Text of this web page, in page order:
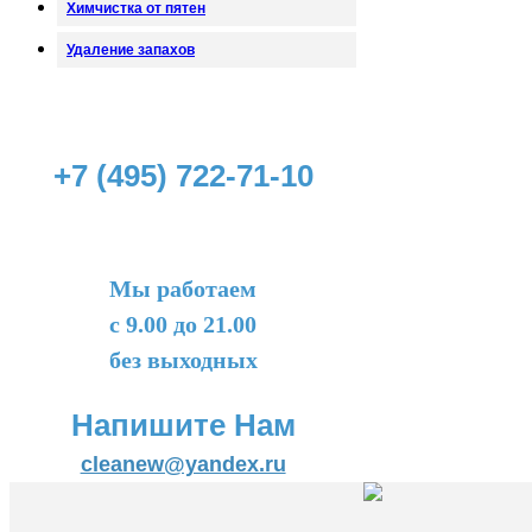
Химчистка от пятен
Удаление запахов
+7 (495) 722-71-10
Мы работаем
с 9.00 до 21.00
без выходных
Напишите Нам
cleanew@yandex.ru